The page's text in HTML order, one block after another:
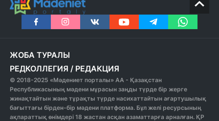
ЖОБА ТУРАЛЫ
РЕДКОЛЛЕГИЯ / РЕДАКЦИЯ
© 2018-2025 «Мәдениет порталы» АА - Қазақстан
Республикасының мәдени мұрасын заңды түрде бір жерге
жинақтайтын және тұрақты түрде насихаттайтын ағартушылық
бағыттағы бірден-бір мәдени платформа. Бұл желі ресурсының
ақпараттық өнімдері 18 жастан асқан азаматтарға арналған. ҚР